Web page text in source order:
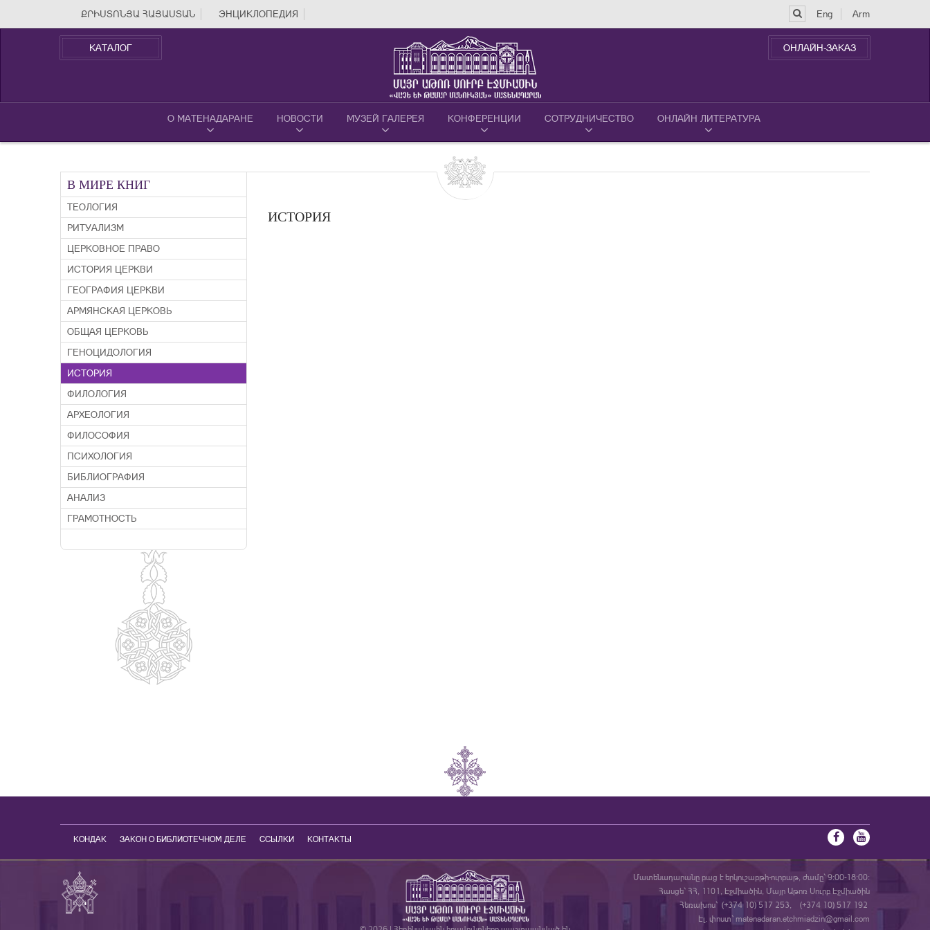
ՔՐԻՍՏՈՆՅԱ ՀԱՅԱՍՏԱՆ ЭНЦИКЛОПЕДИЯ Eng Arm
КАТАЛОГ ОНЛАЙН-ЗАКАЗ
О МАТЕНАДАРАНЕ НОВОСТИ МУЗЕЙ ГАЛЕРЕЯ КОНФЕРЕНЦИИ СОТРУДНИЧЕСТВО ОНЛАЙН ЛИТЕРАТУРА
В МИРЕ КНИГ
ТЕОЛОГИЯ
РИТУАЛИЗМ
ЦЕРКОВНОЕ ПРАВО
ИСТОРИЯ ЦЕРКВИ
ГЕОГРАФИЯ ЦЕРКВИ
АРМЯНСКАЯ ЦЕРКОВЬ
ОБЩАЯ ЦЕРКОВЬ
ГЕНОЦИДОЛОГИЯ
ИСТОРИЯ
ФИЛОЛОГИЯ
АРХЕОЛОГИЯ
ФИЛОСОФИЯ
ПСИХОЛОГИЯ
БИБЛИОГРАФИЯ
АНАЛИЗ
ГРАМОТНОСТЬ
ИСТОРИЯ
КОНДАК ЗАКОН О БИБЛИОТЕЧНОМ ДЕЛЕ ССЫЛКИ КОНТАКТЫ
Մատենադարանը բաց է երկուշաբթի-ուրբաթ, ժամը` 9:00-18:00:
Հասցե` ՀՀ, 1101, Էջմիածին, Մայր Աթոռ Սուրբ Էջմիածին
Հեռախոս` (+374 10) 517 253, (+374 10) 517 192
Էլ. փոստ` matenadaran.etchmiadzin@gmail.com